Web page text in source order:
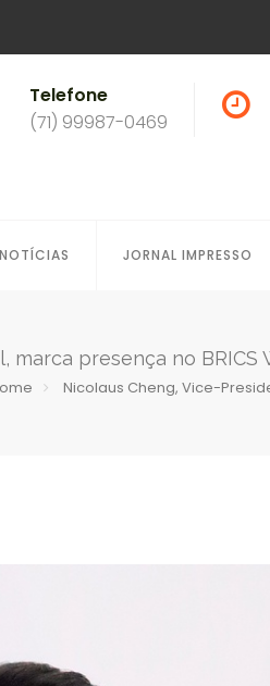
Telefone
(71) 99987-0469
NOTÍCIAS JORNAL IMPRESSO
presença no BRICS
Nicolaus Cheng, Vice-